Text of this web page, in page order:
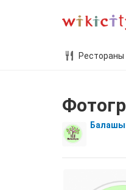
Рестораны